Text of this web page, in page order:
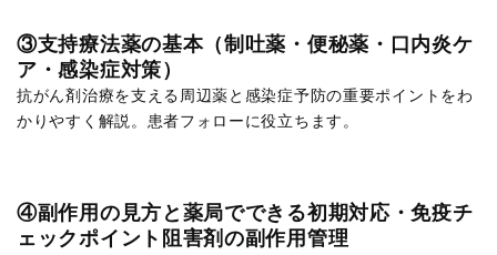
③支持療法薬の基本（制吐薬・便秘薬・口内炎ケ
ア・感染症対策）
抗がん剤治療を支える周辺薬と感染症予防の重要ポイントをわ
かりやすく解説。患者フォローに役立ちます。
④副作用の見方と薬局でできる初期対応・免疫チ
ェックポイント阻害剤の副作用管理